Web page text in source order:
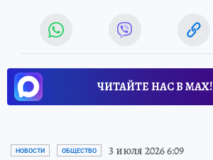
ЧИТАЙТЕ НАС В МАХ!
НОВОСТИ ОБЩЕСТВО 3 июля 2026 6:09